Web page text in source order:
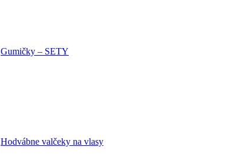
Gumičky – SETY
Hodvábne valčeky na vlasy